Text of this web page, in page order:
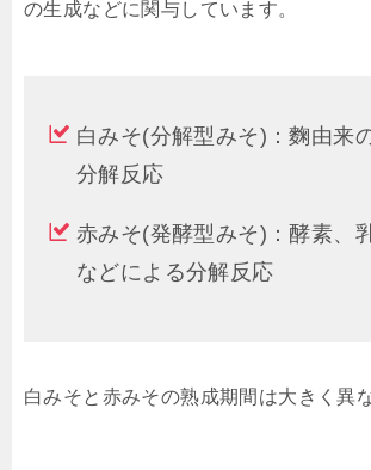
の生成などに関与しています。
白みそ(分解型みそ)：麴由来
分解反応
赤みそ(発酵型みそ)：酵素、
などによる分解反応
白みそと赤みその熟成期間は大きく異